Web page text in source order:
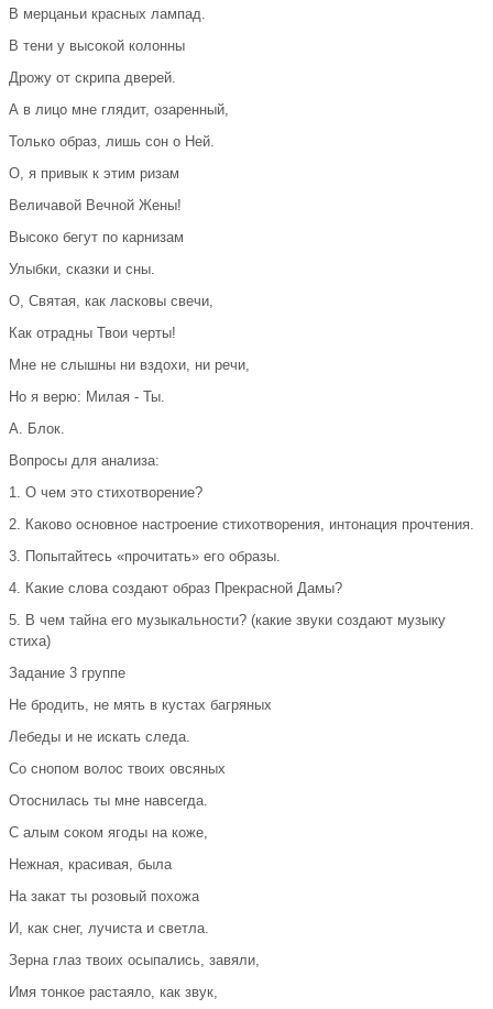
В мерцаньи красных лампад.
В тени у высокой колонны
Дрожу от скрипа дверей.
А в лицо мне глядит, озаренный,
Только образ, лишь сон о Ней.
О, я привык к этим ризам
Величавой Вечной Жены!
Высоко бегут по карнизам
Улыбки, сказки и сны.
О, Святая, как ласковы свечи,
Как отрадны Твои черты!
Мне не слышны ни вздохи, ни речи,
Но я верю: Милая - Ты.
А. Блок.
Вопросы для анализа:
1. О чем это стихотворение?
2. Каково основное настроение стихотворения, интонация прочтения.
3. Попытайтесь «прочитать» его образы.
4. Какие слова создают образ Прекрасной Дамы?
5. В чем тайна его музыкальности? (какие звуки создают музыку
стиха)
Задание 3 группе
Не бродить, не мять в кустах багряных
Лебеды и не искать следа.
Со снопом волос твоих овсяных
Отоснилась ты мне навсегда.
С алым соком ягоды на коже,
Нежная, красивая, была
На закат ты розовый похожа
И, как снег, лучиста и светла.
Зерна глаз твоих осыпались, завяли,
Имя тонкое растаяло, как звук,